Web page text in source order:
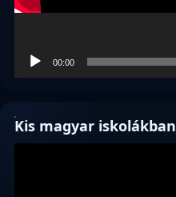
00:00
Kis magyar iskolákban